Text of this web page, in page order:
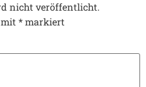
nicht veröffentlicht.
*markiert